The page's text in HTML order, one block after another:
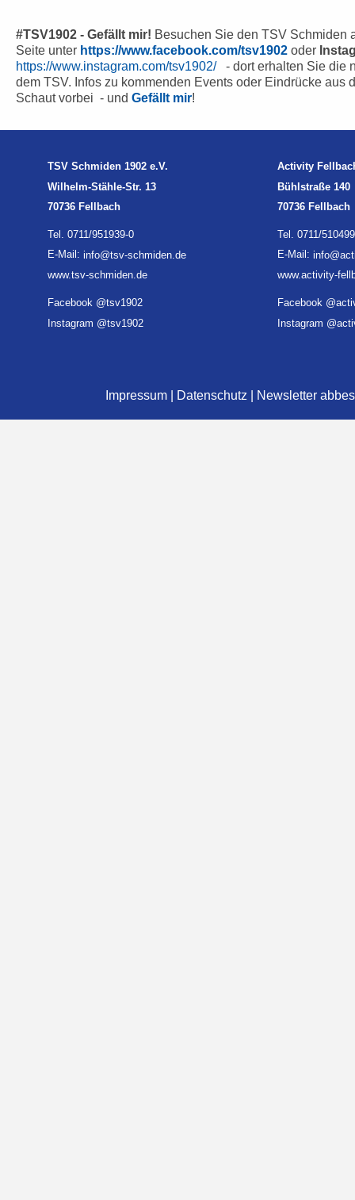
#TSV1902 - Gefällt mir! Besuchen Sie den TSV Schmiden
Seite unter https://www.facebook.com/tsv1902 oder
https://www.instagram.com/tsv1902/- dort erhalten Sie die
dem TSV. Infos zu kommenden Events oder Eindrücke aus
Schaut vorbei - und Gefällt mir!
TSV Schmiden 1902 e.V.
Wilhelm-Stähle-Str. 13
70736 Fellbach
Tel. 0711/951939-0
E-Mail: info@tsv-schmiden.de
www.tsv-schmiden.de
Facebook @tsv1902
Instagram @tsv1902
Activity
Bühlstraße 140
70736 Fellbach
Tel. 0711/
E-Mail:
www.activity-
Facebook
Instagram
Impressum Datenschutz Newsletter